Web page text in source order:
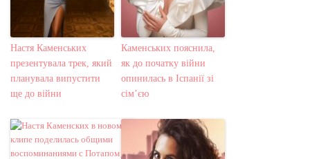
Настя Каменських
презентувала трек, який
планувала випустити
ще до війни
Каменських пояснила,
як до початку війни
опинилась в Іспанії зі
сім’єю